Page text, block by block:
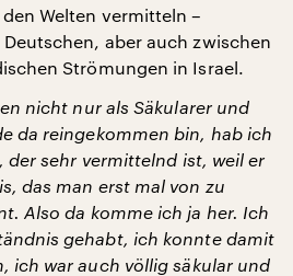
Welten vermitteln –
aber auch zwischen
Strömungen in Israel.
nicht nur als Säkularer und
da reingekommen bin, hab ich
der sehr vermittelnd ist, weil er
das man erst mal von zu
Also da komme ich ja her. Ich
gehabt, ich konnte damit
ich war auch völlig säkular und